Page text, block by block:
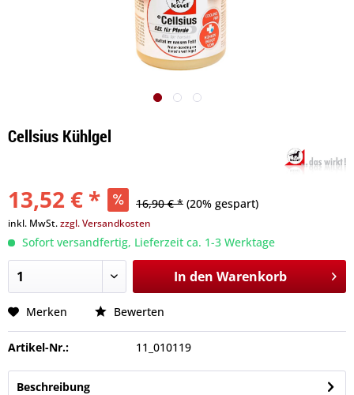
Cellsius Kühlgel
13,52 € * 16,90 € * (20% gespart)
inkl. MwSt.zzgl. Versandkosten
Sofort versandfertig, Lieferzeit ca. 1-3 Werktage
In den Warenkorb
Merken Bewerten
Artikel-Nr.: 11_010119
Beschreibung